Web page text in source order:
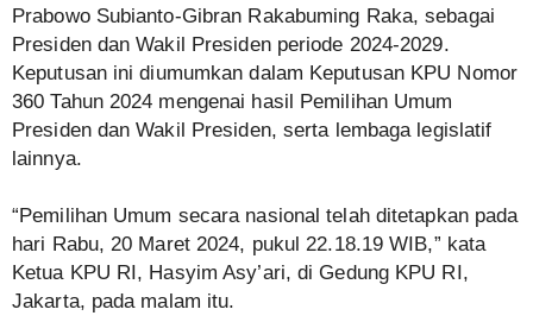
Prabowo Subianto-Gibran Rakabuming Raka, sebagai
Presiden dan Wakil Presiden periode 2024-2029.
Keputusan ini diumumkan dalam Keputusan KPU Nomor
360 Tahun 2024 mengenai hasil Pemilihan Umum
Presiden dan Wakil Presiden, serta lembaga legislatif
lainnya.
“Pemilihan Umum secara nasional telah ditetapkan pada
hari Rabu, 20 Maret 2024, pukul 22.18.19 WIB,” kata
Ketua KPU RI, Hasyim Asy’ari, di Gedung KPU RI,
Jakarta, pada malam itu.